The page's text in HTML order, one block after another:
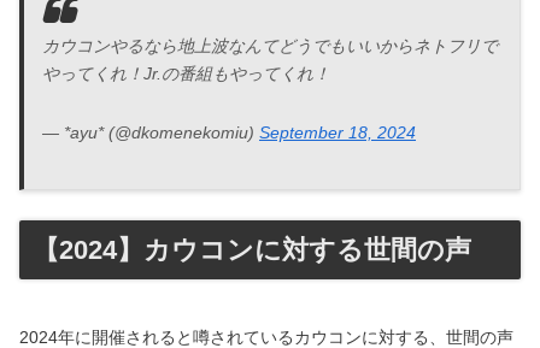
カウコンやるなら地上波なんてどうでもいいからネトフリで
やってくれ！Jr.の番組もやってくれ！
— *ayu* (@dkomenekomiu) September 18, 2024
【2024】カウコンに対する世間の声
2024年に開催されると噂されているカウコンに対する、世間の声